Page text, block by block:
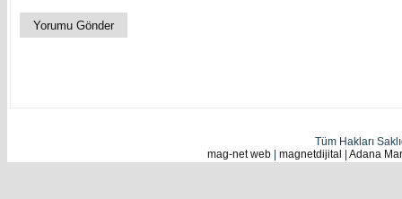
Tüm Hakları
mag-net web
magnetdijital Adana